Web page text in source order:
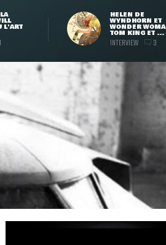
L'ART
1
HELEN DE
WYNDHORN ET
WONDER
TOM KING ET ...
INTERVIEW 3